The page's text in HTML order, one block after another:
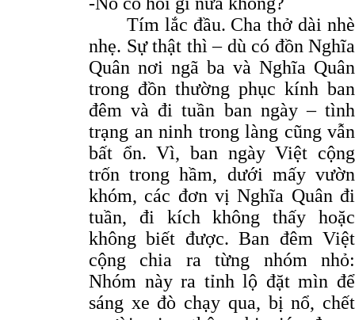
Tím lắc đầu. Cha thở dài nhè
nhẹ. Sự thật thì – dù có đồn Nghĩa
Quân nơi ngã ba và Nghĩa Quân
trong đồn thường phục kính ban
đêm và đi tuần ban ngày – tình
trạng an ninh trong làng cũng vẫn
bất ổn. Vì, ban ngày Việt cộng
trốn trong hầm, dưới mấy vườn
khóm, các đơn vị Nghĩa Quân đi
tuần, đi kích không thấy hoặc
không biết được. Ban đêm Việt
cộng chia ra từng nhóm nhỏ:
Nhóm này ra tỉnh lộ đặt mìn để
sáng xe đò chạy qua, bị nổ, chết